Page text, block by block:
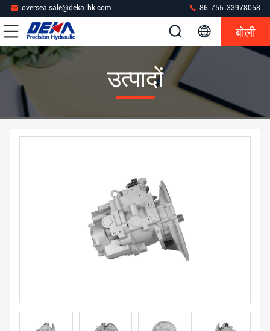
oversea.sale@deka-hk.com 86-755-33978058
बोली
उत्पादों